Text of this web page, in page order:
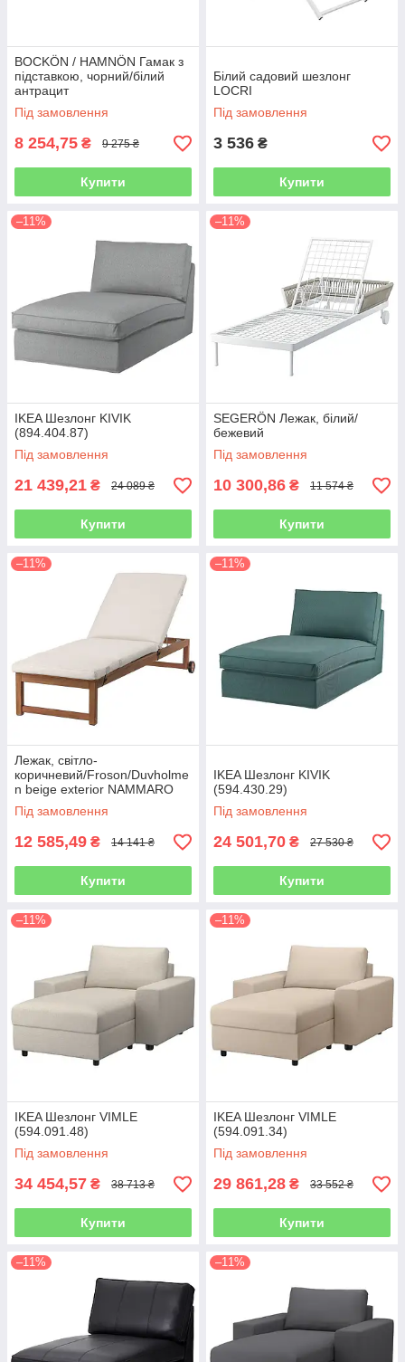
BOCKÖN / HAMNÖN Гамак з
підставкою, чорний/білий
антрацит
Під замовлення
8 254,75 ₴ 9 275 ₴
Купити
Білий садовий шезлонг
LOCRI
Під замовлення
3 536 ₴
Купити
–11%
IKEA Шезлонг KIVIK
(894.404.87)
Під замовлення
21 439,21 ₴ 24 089 ₴
Купити
–11%
SEGERÖN Лежак, білий/
бежевий
Під замовлення
10 300,86 ₴ 11 574 ₴
Купити
–11%
Лежак, світло-
коричневий/Froson/Duvholme
n beige exterior NAMMARO
Під замовлення
12 585,49 ₴ 14 141 ₴
Купити
–11%
IKEA Шезлонг KIVIK
(594.430.29)
Під замовлення
24 501,70 ₴ 27 530 ₴
Купити
–11%
IKEA Шезлонг VIMLE
(594.091.48)
Під замовлення
34 454,57 ₴ 38 713 ₴
Купити
–11%
IKEA Шезлонг VIMLE
(594.091.34)
Під замовлення
29 861,28 ₴ 33 552 ₴
Купити
–11% –11%